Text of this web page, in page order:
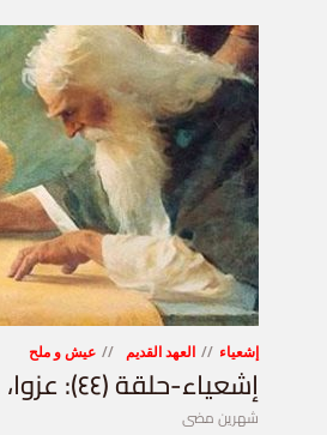
إشعياء العهد القديم عيش و ملح
إشعياء-حلقة (٤٤): عزوا، عزوا شعبي
شهرين مضى